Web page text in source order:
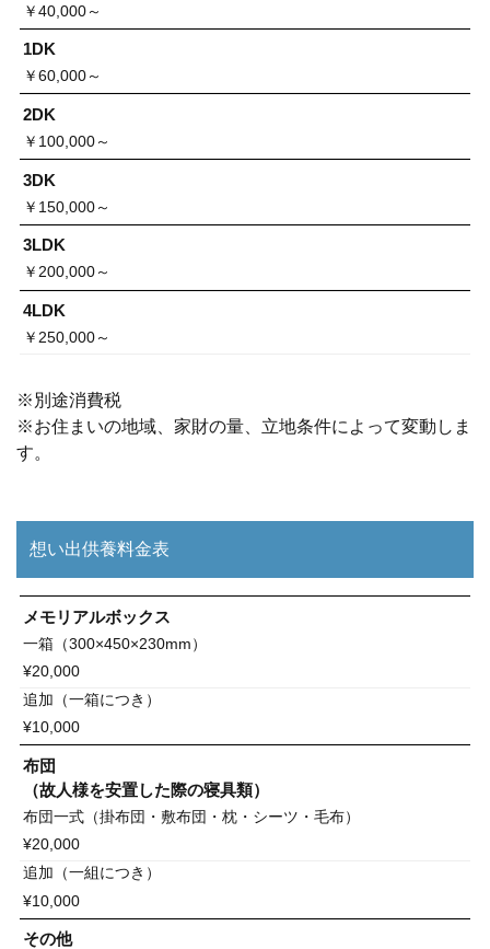
￥40,000～
1DK
￥60,000～
2DK
￥100,000～
3DK
￥150,000～
3LDK
￥200,000～
4LDK
￥250,000～
※別途消費税
※お住まいの地域、家財の量、立地条件によって変動しま
す。
想い出供養料金表
メモリアルボックス
一箱（300×450×230mm）
¥20,000
追加（一箱につき）
¥10,000
布団
（故人様を安置した際の寝具類）
布団一式（掛布団・敷布団・枕・シーツ・毛布）
¥20,000
追加（一組につき）
¥10,000
その他